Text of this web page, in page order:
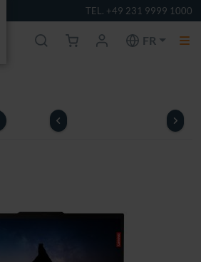
TEL. +49 231 9999 1000
FR